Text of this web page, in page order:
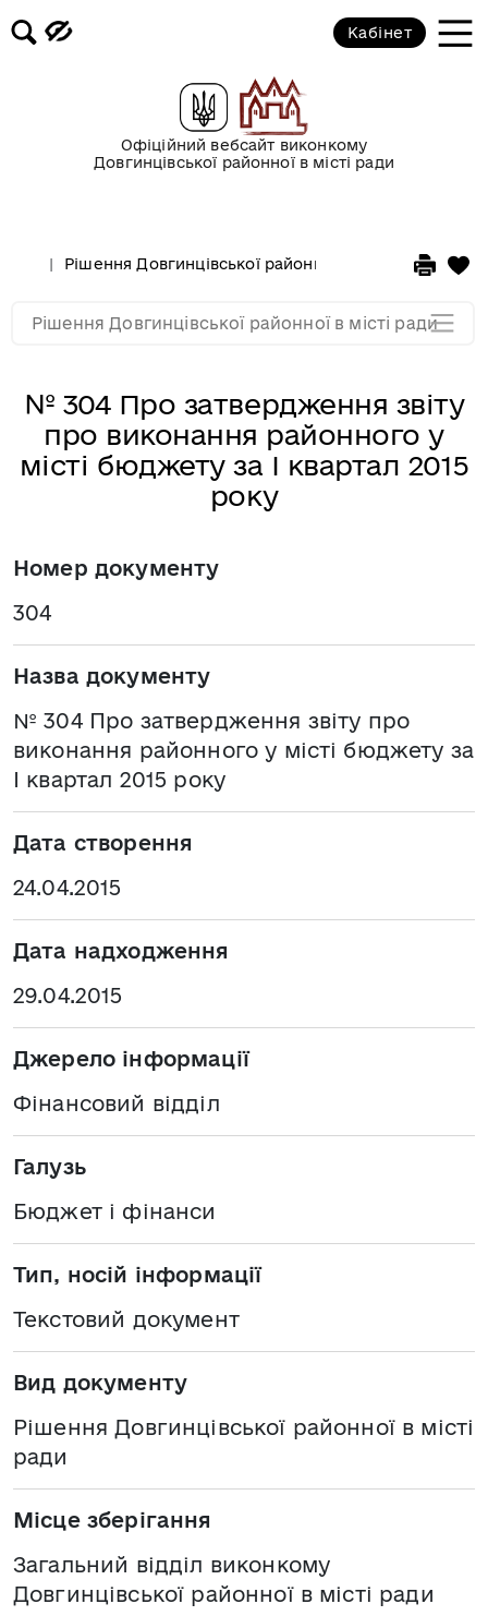
Офіційний вебсайт виконкому
Довгинцівської районної в місті ради
Кабінет
Рішення Довгинцівської районної в місті ради
№ 304 Про затвердження звіту
про виконання районного у
місті бюджету за І квартал 2015
року
Номер документу
304
Назва документу
№ 304 Про затвердження звіту про
виконання районного у місті бюджету за
І квартал 2015 року
Дата створення
24.04.2015
Дата надходження
29.04.2015
Джерело інформації
Фінансовий відділ
Галузь
Бюджет і фінанси
Тип, носій інформації
Текстовий документ
Вид документу
Рішення Довгинцівської районної в місті
ради
Місце зберігання
Загальний відділ виконкому
Довгинцівської районної в місті ради
Рішення Довгинцівської районної в місті ради
XLI сесія VI скликання від
XL сесія VI скликання від
30.01.2015